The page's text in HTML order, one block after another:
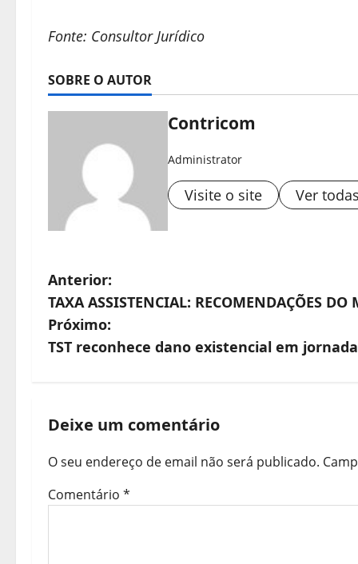
Fonte: Consultor Jurídico
SOBRE O AUTOR
Contricom
Administrator
Visite o site Ver
N
a
v
a
ç
ã
Anterior:
TAXA ASSISTENCIAL: RECOMENDAÇÕES DO
Próximo:
TST reconhece dano existencial em
Deixe um comentário
O seu endereço de email não será publicado.
Comentário *